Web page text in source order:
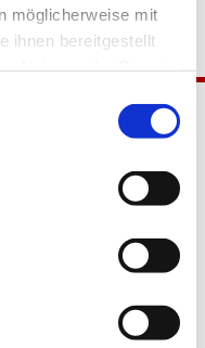
möglicherweise mit
ihnen bereitgestellt